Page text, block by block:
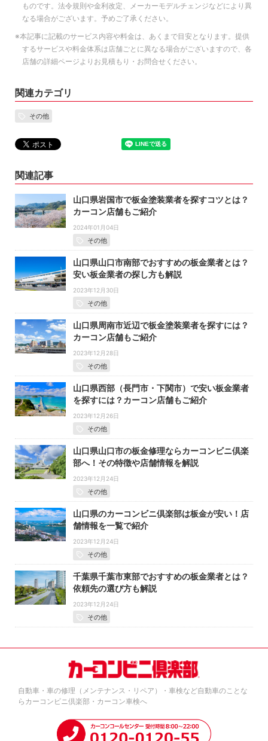
ものです。法令規則や金利改定、メーカーモデルチェンジなどにより異
なる場合がございます。予めご了承ください。
※本記事に記載のサービス内容や料金は、あくまで目安となります。提供
するサービスや料金体系は店舗ごとに異なる場合がございますので、各
店舗の詳細ページよりお見積もり・お問合せください。
関連カテゴリ
その他
関連記事
山口県岩国市で板金塗装業者を探すコツとは？
カーコン店舗もご紹介
2024年01月04日
その他
山口県山口市南部でおすすめの板金業者とは？
安い板金業者の探し方も解説
2023年12月30日
その他
山口県周南市近辺で板金塗装業者を探すには？
カーコン店舗もご紹介
2023年12月28日
その他
山口県西部（長門市・下関市）で安い板金業者
を探すには？カーコン店舗もご紹介
2023年12月26日
その他
山口県山口市の板金修理ならカーコンビニ倶楽
部へ！その特徴や店舗情報を解説
2023年12月24日
その他
山口県のカーコンビニ倶楽部は板金が安い！店
舗情報を一覧で紹介
2023年12月24日
その他
千葉県千葉市東部でおすすめの板金業者とは？
依頼先の選び方も解説
2023年12月24日
その他
自動車・車の修理（メンテナンス・リペア）・車検など自動車のことな
らカーコンビニ倶楽部・カーコン車検へ